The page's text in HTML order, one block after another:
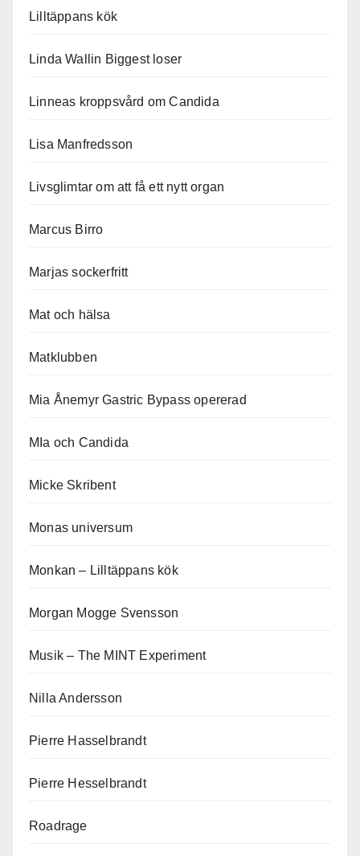
Lilltäppans kök
Linda Wallin Biggest loser
Linneas kroppsvård om Candida
Lisa Manfredsson
Livsglimtar om att få ett nytt organ
Marcus Birro
Marjas sockerfritt
Mat och hälsa
Matklubben
Mia Ånemyr Gastric Bypass opererad
MIa och Candida
Micke Skribent
Monas universum
Monkan – Lilltäppans kök
Morgan Mogge Svensson
Musik – The MINT Experiment
Nilla Andersson
Pierre Hasselbrandt
Pierre Hesselbrandt
Roadrage